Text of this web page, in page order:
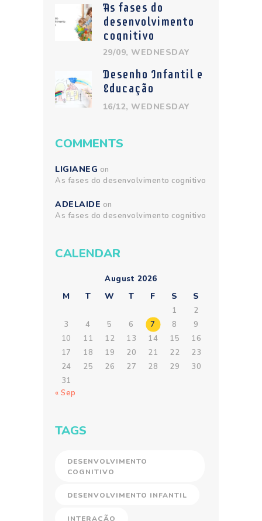
As fases do
desenvolvimento
cognitivo
29/09, WEDNESDAY
Desenho Infantil e
Educação
16/12, WEDNESDAY
COMMENTS
LIGIANEG on
As fases do desenvolvimento cognitivo
ADELAIDE on
As fases do desenvolvimento cognitivo
CALENDAR
August 2026
M T W T F S S
1
2
3
4 5 6 7 8
9
10
11 12 13 14 15
16
17
18 19 20 21 22
23
24
25 26 27 28 29
30
31
« Sep
TAGS
DESENVOLVIMENTO
COGNITIVO
DESENVOLVIMENTO INFANTIL
INTERAÇÃO